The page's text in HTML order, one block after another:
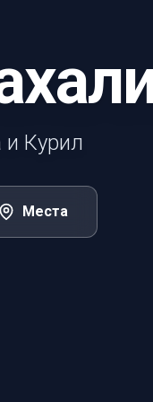
и Курил
Места